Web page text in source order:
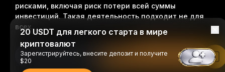
рисками, включая риск потери всей суммы
инвестиций. Такая деятельность подходит не для
всех.
Подписаться
20 USDT для легкого старта в мире
криптовалют
Зарегистрируйтесь, внесите депозит и получите
$20
Читать в приложении Bybit